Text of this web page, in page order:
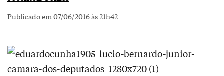
Publicado em 07/06/2016 às 21h42